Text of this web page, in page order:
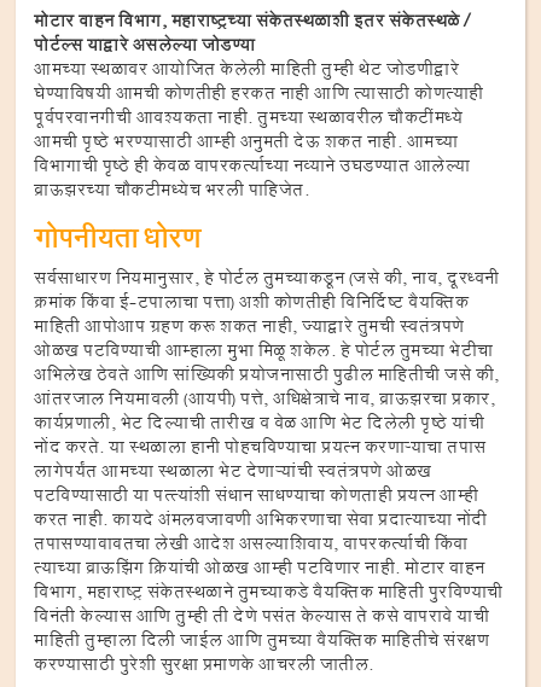
मोटार वाहन विभाग, महाराष्ट्रच्या संकेतस्थळाशी इतर संकेतस्थळे /
पोर्टल्स याद्वारे असलेल्या जोडण्या
आमच्या स्थळावर आयोजित केलेली माहिती तुम्ही थेट जोडणीद्वारे
घेण्याविषयी आमची कोणतीही हरकत नाही आणि त्यासाठी कोणत्याही
पूर्वपरवानगीची आवश्यकता नाही. तुमच्या स्थळावरील चौकटींमध्ये
आमची पृष्ठे भरण्यासाठी आम्ही अनुमती देऊ शकत नाही. आमच्या
विभागाची पृष्ठे ही केवळ वापरकर्त्याच्या नव्याने उघडण्यात आलेल्या
ब्राऊझरच्या चौकटीमध्येच भरली पाहिजेत.
गोपनीयता धोरण
सर्वसाधारण नियमानुसार, हे पोर्टल तुमच्याकडून (जसे की, नाव, दूरध्वनी
क्रमांक किंवा ई-टपालाचा पत्ता) अशी कोणतीही विनिर्दिष्ट वैयक्तिक
माहिती आपोआप ग्रहण करू शकत नाही, ज्याद्वारे तुमची स्वतंत्रपणे
ओळख पटविण्याची आम्हाला मुभा मिळू शकेल. हे पोर्टल तुमच्या भेटीचा
अभिलेख ठेवते आणि सांख्यिकी प्रयोजनासाठी पुढील माहितीची जसे की,
आंतरजाल नियमावली (आयपी) पत्ते, अधिक्षेत्राचे नाव, ब्राऊझरचा प्रकार,
कार्यप्रणाली, भेट दिल्याची तारीख व वेळ आणि भेट दिलेली पृष्ठे यांची
नोंद करते. या स्थळाला हानी पोहचविण्याचा प्रयत्न करणाऱ्याचा तपास
लागेपर्यंत आमच्या स्थळाला भेट देणाऱ्यांची स्वतंत्रपणे ओळख
पटविण्यासाठी या पत्त्यांशी संधान साधण्याचा कोणताही प्रयत्न आम्ही
करत नाही. कायदे अंमलबजावणी अभिकरणाचा सेवा प्रदात्याच्या नोंदी
तपासण्याबाबतचा लेखी आदेश असल्याशिवाय, वापरकर्त्याची किंवा
त्याच्या ब्राऊझिंग क्रियांची ओळख आम्ही पटविणार नाही. मोटार वाहन
विभाग, महाराष्ट्र संकेतस्थळाने तुमच्याकडे वैयक्तिक माहिती पुरविण्याची
विनंती केल्यास आणि तुम्ही ती देणे पसंत केल्यास ते कसे वापरावे याची
माहिती तुम्हाला दिली जाईल आणि तुमच्या वैयक्तिक माहितीचे संरक्षण
करण्यासाठी पुरेशी सुरक्षा प्रमाणके आचरली जातील.